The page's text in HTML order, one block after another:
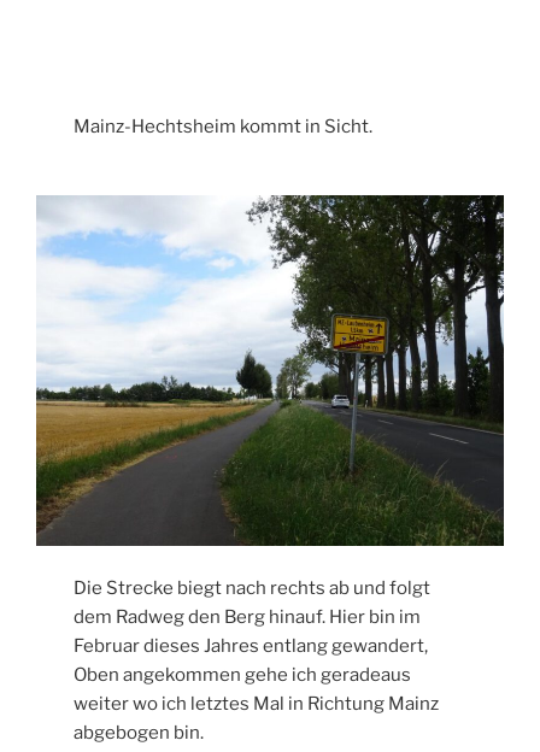
Mainz-Hechtsheim kommt in Sicht.
Die Strecke biegt nach rechts ab und folgt
dem Radweg den Berg hinauf. Hier bin im
Februar dieses Jahres entlang gewandert,
Oben angekommen gehe ich geradeaus
weiter wo ich letztes Mal in Richtung Mainz
abgebogen bin.